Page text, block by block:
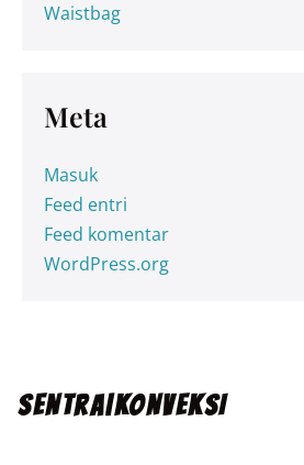
Waistbag
Meta
Masuk
Feed entri
Feed komentar
WordPress.org
SENTRA|KONVEKSI